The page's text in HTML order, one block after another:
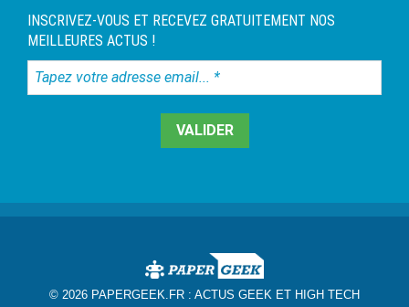
INSCRIVEZ-VOUS ET RECEVEZ GRATUITEMENT NOS
MEILLEURES ACTUS !
Tapez
votre
© 2026 PAPERGEEK.FR : ACTUS GEEK ET HIGH TECH